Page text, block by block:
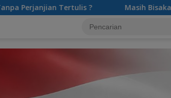
Masih Bisakah Mengurus SKCK Jika